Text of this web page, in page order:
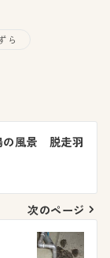
ら
の風景 脱走羽
次のページ